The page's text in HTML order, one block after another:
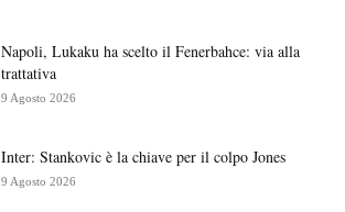
Napoli, Lukaku ha scelto il Fenerbahce: via alla
trattativa
9 Agosto 2026
Inter: Stankovic è la chiave per il colpo Jones
9 Agosto 2026